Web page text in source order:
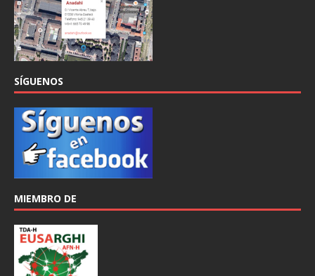
SÍGUENOS
MIEMBRO DE